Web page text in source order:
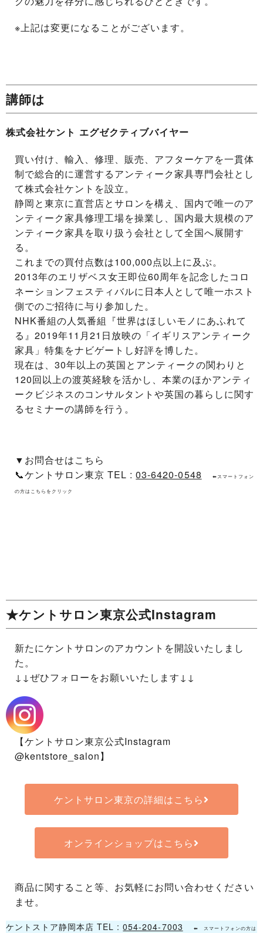
※上記は変更になることがございます。
講師は
株式会社ケント エグゼクティブバイヤー
買い付け、輸入、修理、販売、アフターケアを一貫体
制で総合的に運営するアンティーク家具専門会社とし
て株式会社ケントを設立。
静岡と東京に直営店とサロンを構え、国内で唯一のア
ンティーク家具修理工場を操業し、国内最大規模のア
ンティーク家具を取り扱う会社として全国へ展開す
る。
これまでの買付点数は100,000点以上に及ぶ。
2013年のエリザベス女王即位60周年を記念したコロ
ネーションフェスティバルに日本人として唯一ホスト
側でのご招待に与り参加した。
NHK番組の人気番組『世界はほしいモノにあふれて
る』2019年11月21日放映の「イギリスアンティーク
家具」特集をナビゲートし好評を博した。
現在は、30年以上の英国とアンティークの関わりと
120回以上の渡英経験を活かし、本業のほかアンティ
ークビジネスのコンサルタントや英国の暮らしに関す
るセミナーの講師を行う。
▼お問合せはこちら
📞ケントサロン東京 TEL :03-6420-0548 ⬅スマートフォン
の方はこちらをクリック
★ケントサロン東京公式Instagram
新たにケントサロンのアカウントを開設いたしまし
た。
↓↓ぜひフォローをお願いいたします↓↓
【ケントサロン東京公式Instagram
@kentstore_salon】
ケントサロン東京の詳細はこちら
オンラインショップはこちら
商品に関すること等、お気軽にお問い合わせください
ませ。
ケントストア静岡本店 TEL :054-204-7003
⬅ スマートフォンの方は